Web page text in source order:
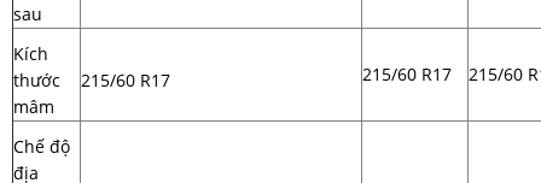
sau
Kích
thước
mâm
215/60 R17 215/60 R17 215/60
Chế độ
địa